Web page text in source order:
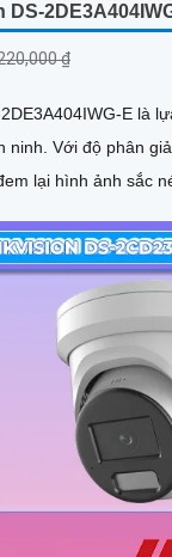
₫
E là
lên đến 4.0
lại hình ảnh sắc